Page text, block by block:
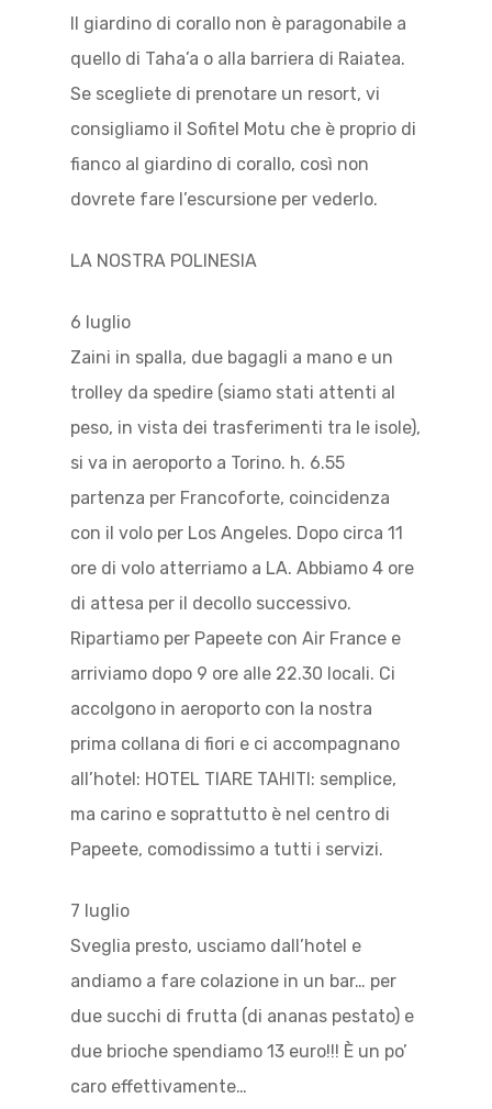
Il giardino di corallo non è paragonabile a
quello di Taha’a o alla barriera di Raiatea.
Se scegliete di prenotare un resort, vi
consigliamo il Sofitel Motu che è proprio di
fianco al giardino di corallo, così non
dovrete fare l’escursione per vederlo.
LA NOSTRA POLINESIA
6 luglio
Zaini in spalla, due bagagli a mano e un
trolley da spedire (siamo stati attenti al
peso, in vista dei trasferimenti tra le isole),
si va in aeroporto a Torino. h. 6.55
partenza per Francoforte, coincidenza
con il volo per Los Angeles. Dopo circa 11
ore di volo atterriamo a LA. Abbiamo 4 ore
di attesa per il decollo successivo.
Ripartiamo per Papeete con Air France e
arriviamo dopo 9 ore alle 22.30 locali. Ci
accolgono in aeroporto con la nostra
prima collana di fiori e ci accompagnano
all’hotel: HOTEL TIARE TAHITI: semplice,
ma carino e soprattutto è nel centro di
Papeete, comodissimo a tutti i servizi.
7 luglio
Sveglia presto, usciamo dall’hotel e
andiamo a fare colazione in un bar… per
due succhi di frutta (di ananas pestato) e
due brioche spendiamo 13 euro!!! È un po’
caro effettivamente…